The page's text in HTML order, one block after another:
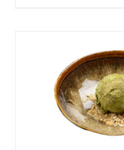
DODAJ DO KOSZYKA